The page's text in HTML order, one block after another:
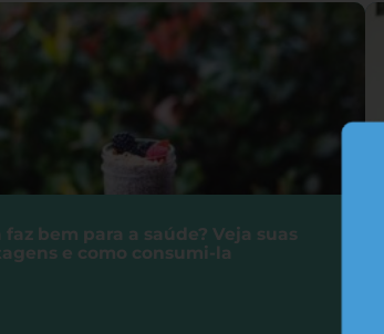
faz bem para a saúde? Veja suas
e como consumi-la